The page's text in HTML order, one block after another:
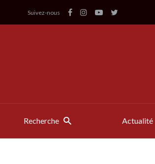
Suivez-nous
Recherche Actualité